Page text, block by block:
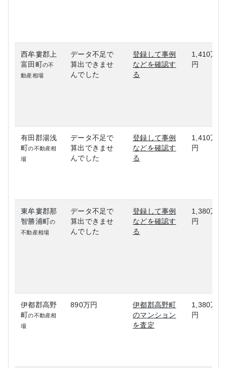
西牟婁郡上
富田町の不
動産相場
データ不足で
算出できませ
んでした
登録して事例
などを確認す
る
1,410万
円
有田郡湯浅
町の不動産相
場
データ不足で
算出できませ
んでした
登録して事例
などを確認す
る
1,410万
円
東牟婁郡那
智勝浦町の
不動産相場
データ不足で
算出できませ
んでした
登録して事例
などを確認す
る
1,380万
円
伊都郡高野
町の不動産相
場
890万円
伊都郡高野町
のマンション
を査定
1,380万
円